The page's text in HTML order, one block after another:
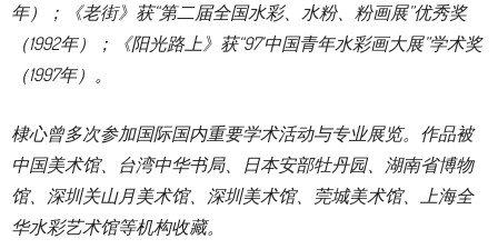
年）；《老街》获“第二届全国水彩、水粉、粉画展”优秀奖
（1992年）；《阳光路上》获“97’中国青年水彩画大展”学术奖
（1997年）。
棣心曾多次参加国际国内重要学术活动与专业展览。作品被
中国美术馆、台湾中华书局、日本安部牡丹园、湖南省博物
馆、深圳关山月美术馆、深圳美术馆、莞城美术馆、上海全
华水彩艺术馆等机构收藏。